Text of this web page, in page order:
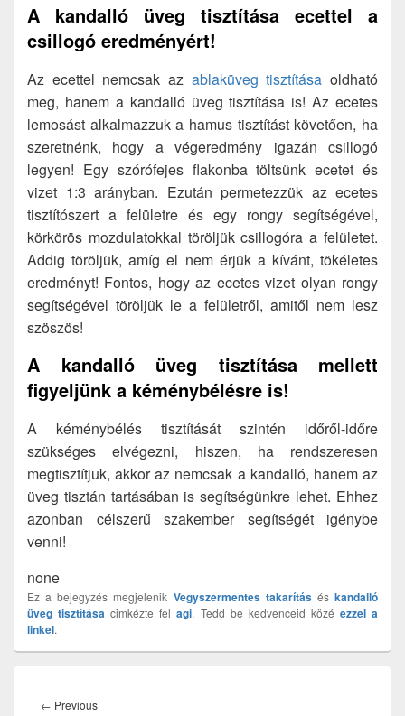
A kandalló üveg tisztítása ecettel a
csillogó eredményért!
Az ecettel nemcsak az ablaküveg tisztítása oldható
meg, hanem a kandalló üveg tisztítása is! Az ecetes
lemosást alkalmazzuk a hamus tisztítást követően, ha
szeretnénk, hogy a végeredmény igazán csillogó
legyen! Egy szórófejes flakonba töltsünk ecetet és
vizet 1:3 arányban. Ezután permetezzük az ecetes
tisztítószert a felületre és egy rongy segítségével,
körkörös mozdulatokkal töröljük csillogóra a felületet.
Addig töröljük, amíg el nem érjük a kívánt, tökéletes
eredményt! Fontos, hogy az ecetes vizet olyan rongy
segítségével töröljük le a felületről, amitől nem lesz
szöszös!
A kandalló üveg tisztítása mellett
figyeljünk a kéménybélésre is!
A kéménybélés tisztítását szintén időről-időre
szükséges elvégezni, hiszen, ha rendszeresen
megtisztítjuk, akkor az nemcsak a kandalló, hanem az
üveg tisztán tartásában is segítségünkre lehet. Ehhez
azonban célszerű szakember segítségét igénybe
venni!
none
Ez a bejegyzés megjelenik Vegyszermentes takarításéskandalló
üveg tisztítása cimkézte felagi. Tedd be kedvenceid közé ezzel a
linkel.
navigáció
← PreviousPrevious